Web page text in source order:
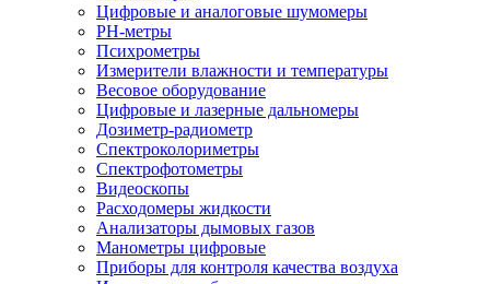
Цифровые и аналоговые шумомеры
PH-метры
Психрометры
Измерители влажности и температуры
Весовое оборудование
Цифровые и лазерные дальномеры
Дозиметр-радиометр
Спектроколориметры
Спектрофотометры
Видеоскопы
Расходомеры жидкости
Анализаторы дымовых газов
Манометры цифровые
Приборы для контроля качества воздуха